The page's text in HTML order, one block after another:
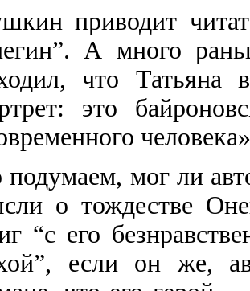
приводит
А много
что Татьяна
это
мог ли
о тождестве
“с его
если он же,